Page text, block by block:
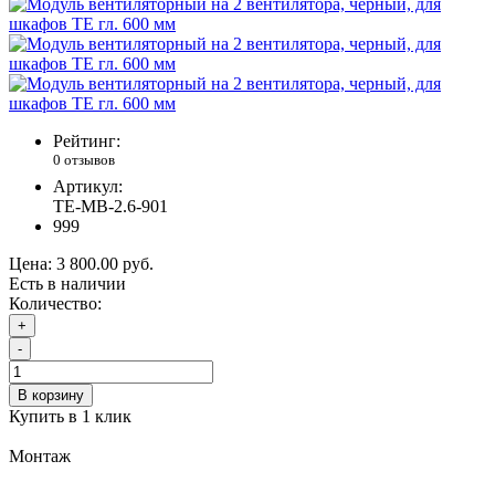
Рейтинг:
0 отзывов
Артикул:
TE-МВ-2.6-901
999
Цена: 3 800.00 руб.
Есть в наличии
Количество:
+
-
В корзину
Купить в 1 клик
Монтаж